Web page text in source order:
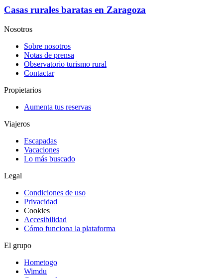
Casas rurales baratas en Zaragoza
Nosotros
Sobre nosotros
Notas de prensa
Observatorio turismo rural
Contactar
Propietarios
Aumenta tus reservas
Viajeros
Escapadas
Vacaciones
Lo más buscado
Legal
Condiciones de uso
Privacidad
Cookies
Accesibilidad
Cómo funciona la plataforma
El grupo
Hometogo
Wimdu